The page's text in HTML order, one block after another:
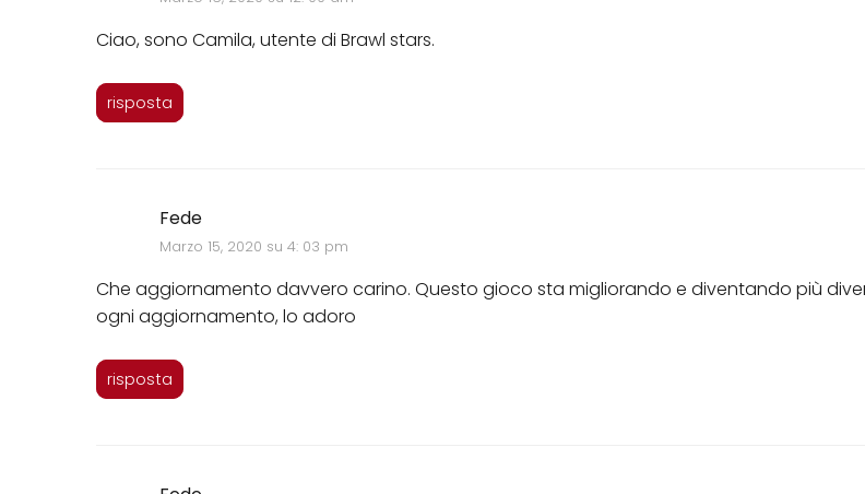
Ciao, sono Camila, utente di Brawl stars.
risposta
Fede
Marzo 15, 2020 su 4: 03 pm
Che aggiornamento davvero carino. Questo gioco sta migliorando e diventando più
ogni aggiornamento, lo adoro
risposta